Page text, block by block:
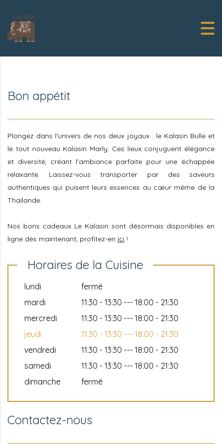
Bon appétit
Plongez dans l'univers de nos deux joyaux : le Kalasin Bulle et
le tout nouveau Kalasin Marly. Ces lieux conjuguent élégance
et diversité, créant l'ambiance parfaite pour une échappée
relaxante. Laissez-vous transporter par des saveurs
authentiques qui puisent leurs essences au cœur même de la
Thaïlande.
Nos bons cadeaux Le Kalasin sont désormais disponibles en
ligne dès maintenant, profitez-en ici !
Horaires de la Cuisine
lundi
fermé
mardi
11:30 - 13:30 --- 18:00 - 21:30
mercredi
11:30 - 13:30 --- 18:00 - 21:30
jeudi
11:30 - 13:30 --- 18:00 - 21:30
vendredi
11:30 - 13:30 --- 18:00 - 21:30
samedi
11:30 - 13:30 --- 18:00 - 21:30
dimanche
fermé
Contactez-nous